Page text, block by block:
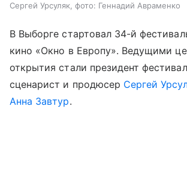
Сергей Урсуляк, фото: Геннадий Авраменко
В Выборге стартовал 34-й
кино «Окно в Европу». Ведущими
открытия стали президент
сценарист и продюсер Сергей
Анна Завтур.